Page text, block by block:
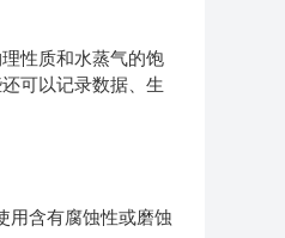
性质和水蒸气的饱
可以记录数据、生
含有腐蚀性或磨蚀